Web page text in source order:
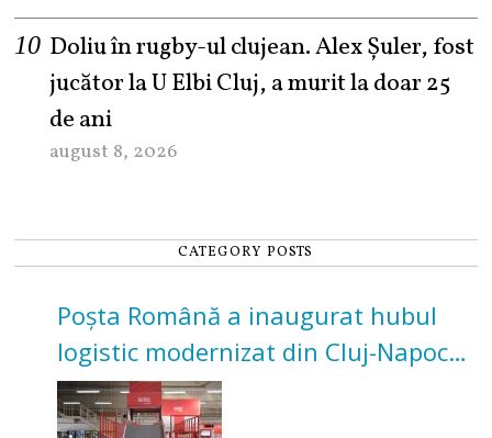
Doliu în rugby-ul clujean. Alex Șuler, fost
jucător la U Elbi Cluj, a murit la doar 25
de ani
august 8, 2026
CATEGORY POSTS
Poșta Română a inaugurat hubul
logistic modernizat din Cluj-Napoca.
Investiție de 3 milioane de euro